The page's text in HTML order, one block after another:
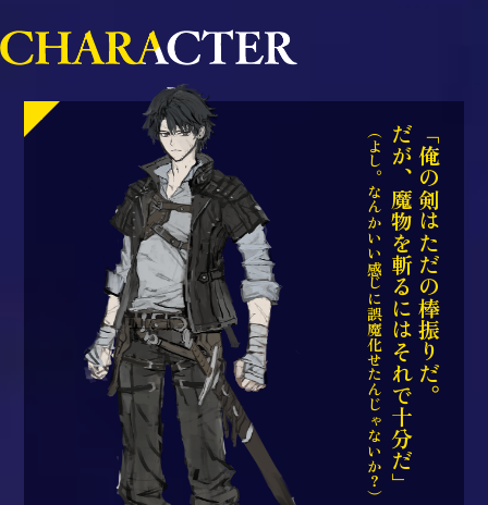
「俺の剣はただの棒振りだ。
だが、魔物を斬るにはそれで十分だ」
（よし。なんかいい感じに誤魔化せたんじゃないか？）